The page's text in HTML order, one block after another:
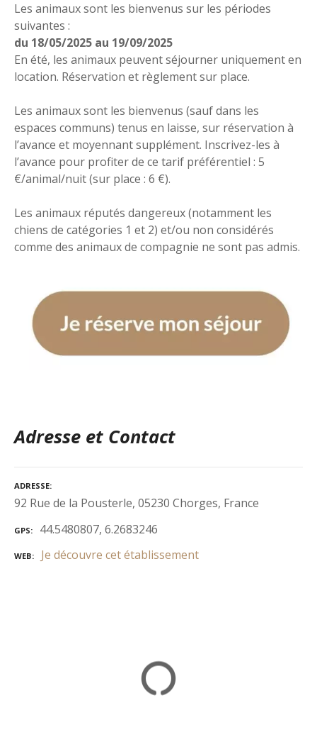
Les animaux sont les bienvenus sur les périodes
suivantes :
du 18/05/2025 au 19/09/2025
En été, les animaux peuvent séjourner uniquement en
location. Réservation et règlement sur place.
Les animaux sont les bienvenus (sauf dans les
espaces communs) tenus en laisse, sur réservation à
l’avance et moyennant supplément. Inscrivez-les à
l’avance pour profiter de ce tarif préférentiel : 5
€/animal/nuit (sur place : 6 €).
Les animaux réputés dangereux (notamment les
chiens de catégories 1 et 2) et/ou non considérés
comme des animaux de compagnie ne sont pas admis.
Adresse et Contact
ADRESSE
92 Rue de la Pousterle, 05230 Chorges, France
GPS 44.5480807, 6.2683246
WEB Je découvre cet établissement